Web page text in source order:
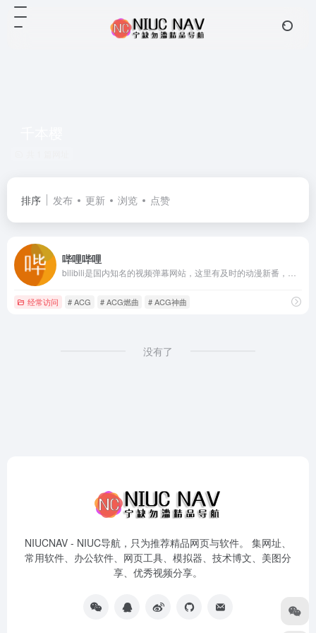
排序 发布 更新 浏览 点赞
哔哩哔哩
经常访问 # ACG # ACG燃曲 # ACG神曲
没有了
NIUCNAV - NIUC导航，只为推荐精品网页与软件。 集网址、
常用软件、办公软件、网页工具、模拟器、技术博文、美图分
享、优秀视频分享。